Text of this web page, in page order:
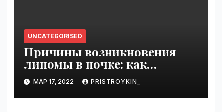
UNCATEGORISED
Причины возникновения
липомы в почке: как
справиться с болезнью
МАР 17, 2022 PRISTROYKIN_